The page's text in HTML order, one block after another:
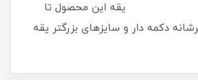
محصول تا
24 ماه سرشانه دکمه دار و سایزهای بزرگتر یقه